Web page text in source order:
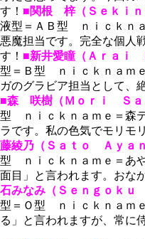
す！ ■関根 梓（Ｓｅｋｉ
液型＝ＡＢ型 ｎｉｃｋｎ
悪魔担当です。完全な個人
す！ ■新井愛瞳（Ａｒａｉ
型＝Ｂ型 ｎｉｃｋｎａｍ
ガのグラビア担当として、
■森 咲樹（Ｍｏｒｉ Ｓａ
型 ｎｉｃｋｎａｍｅ＝森
ラです。私の色気でモリモ
藤綾乃（Ｓａｔｏ Ａｙａｎ
型 ｎｉｃｋｎａｍｅ＝あ
面目」と言われます。おな
石みなみ（Ｓｅｎｇｏｋｕ
型＝Ｏ型 ｎｉｃｋｎａｍ
る」と言われますが、常に